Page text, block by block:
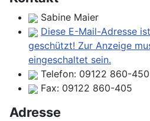
Sabine Maier
Diese E-Mail-Adresse
geschützt! Zur Anzeige
eingeschaltet sein.
Telefon: 09122 860-450
Fax: 09122 860-405
Adresse